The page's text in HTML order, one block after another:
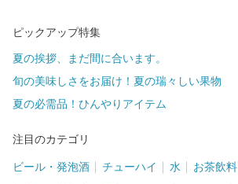
ピックアップ特集
夏の挨拶、まだ間に合います。
旬の美味しさをお届け！夏の瑞々しい果物
夏の必需品！ひんやりアイテム
注目のカテゴリ
ビール・発泡酒 チューハイ 水 お茶飲料